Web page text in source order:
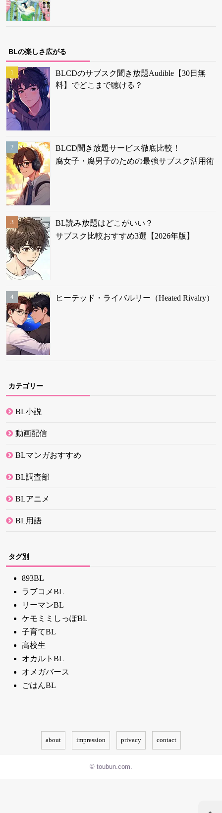
BLの楽しさ広がる
BLCDのサブスク聞き放題Audible【30日無
料】でどこまで聴ける？
BLCD聞き放題サービス徹底比較！
腐女子・腐男子のための最強サブスク活用術
BL読み放題はどこがいい？
サブスク比較おすすめ3選【2026年版】
ヒーテッド・ライバルリー（Heated Rivalry）
カテゴリー
BL小説
動画配信
BLマンガおすすめ
BL調査部
BLアニメ
BL用語
タグ別
893BL
ラブコメBL
リーマンBL
ケモミミしっぽBL
子育てBL
高校生
オカルトBL
オメガバース
ごはんBL
about impression privacy contact
© toubun.com.